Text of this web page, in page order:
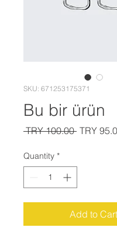
SKU: 671253175371
Bu bir ürün
TRY 100.00 Regular
TRY
Quantity *
Add to Cart